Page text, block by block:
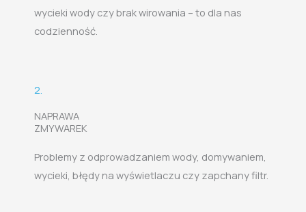
wycieki wody czy brak wirowania – to dla nas
codzienność.
2.
NAPRAWA
ZMYWAREK
Problemy z odprowadzaniem wody, domywaniem,
wycieki, błędy na wyświetlaczu czy zapchany filtr.